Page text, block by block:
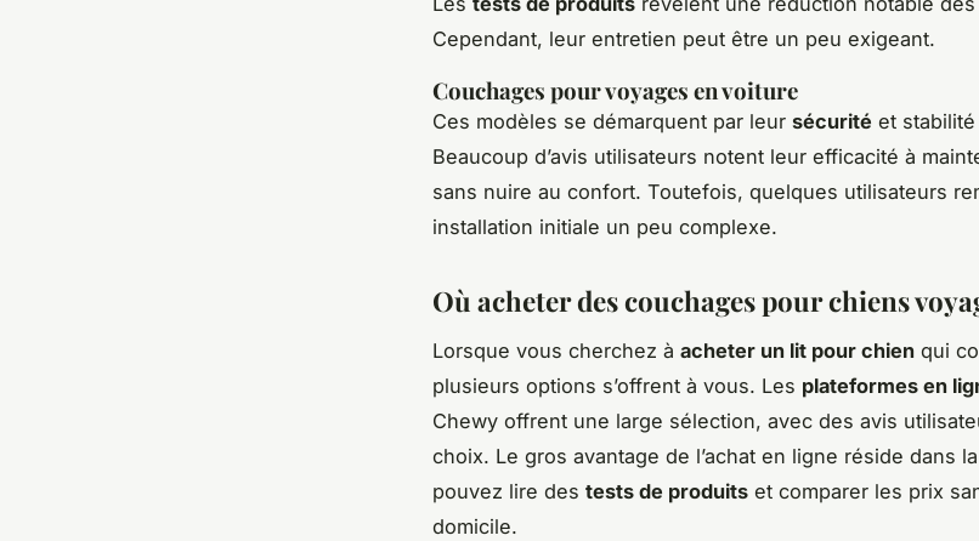
Cependant, leur entretien peut être un peu exigeant.
Couchages pour voyages en voiture
Ces modèles se démarquent par leur sécurité et
Beaucoup d’avis utilisateurs notent leur efficacité à
sans nuire au confort. Toutefois, quelques utilisateurs
installation initiale un peu complexe.
Où acheter des couchages pour chiens
Lorsque vous cherchez à acheter un lit pour chien qui
plusieurs options s’offrent à vous. Les plateformes en
Chewy offrent une large sélection, avec des avis
choix. Le gros avantage de l’achat en ligne réside dans
pouvez lire des tests de produits et comparer les prix
domicile.